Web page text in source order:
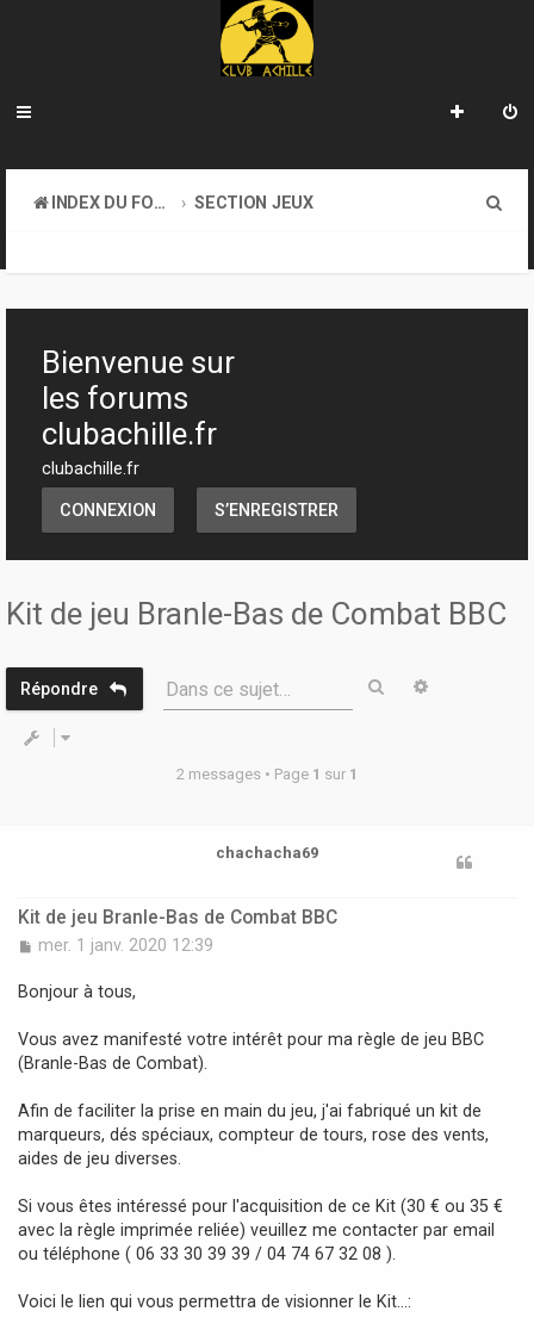
INDEX DU FORUM
SECTION JEUX
h
Bienvenue sur
les forums
clubachille.fr
clubachille.fr
CONNEXION S’ENREGISTRER
Kit de jeu Branle-Bas de Combat BBC
Répondre Dans ce sujet… Rechercher
2 messages • Page 1 sur 1
chachacha69
Kit de jeu Branle-Bas de Combat BBC
M
s
g
e
mer. 1 janv. 2020 12:39
Bonjour à tous,
Vous avez manifesté votre intérêt pour ma règle de jeu BBC
(Branle-Bas de Combat).
Afin de faciliter la prise en main du jeu, j'ai fabriqué un kit de
marqueurs, dés spéciaux, compteur de tours, rose des vents,
aides de jeu diverses.
Si vous êtes intéressé pour l'acquisition de ce Kit (30 € ou 35 €
avec la règle imprimée reliée) veuillez me contacter par email
ou téléphone ( 06 33 30 39 39 / 04 74 67 32 08 ).
Voici le lien qui vous permettra de visionner le Kit...: